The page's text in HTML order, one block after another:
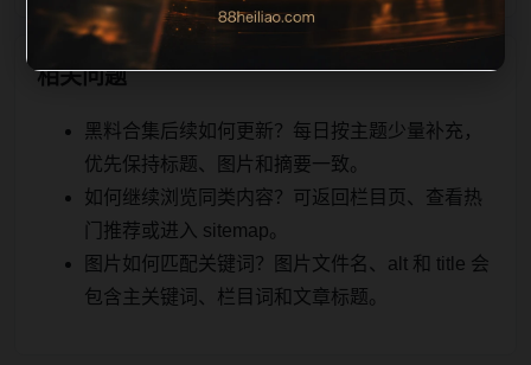
相关问题
黑料合集后续如何更新？每日按主题少量补充，
优先保持标题、图片和摘要一致。
如何继续浏览同类内容？可返回栏目页、查看热
门推荐或进入 sitemap。
图片如何匹配关键词？图片文件名、alt 和 title 会
包含主关键词、栏目词和文章标题。